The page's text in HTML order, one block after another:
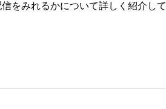
をみれるかについて詳しく紹介して